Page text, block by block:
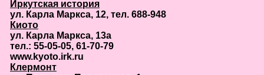
Иркутская история
ул. Карла Маркса, 12, тел. 688-948
Киото
ул. Карла Маркса, 13а
тел.: 55-05-05, 61-70-79
www.kyoto.irk.ru
Клермонт